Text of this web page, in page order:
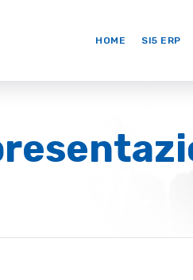
HOME SI5 ERP